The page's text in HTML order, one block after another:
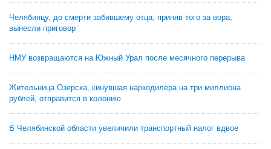
Челябинцу, до смерти забившему отца, приняв того за вора,
вынесли приговор
НМУ возвращаются на Южный Урал после месячного перерыва
Жительница Озерска, кинувшая наркодилера на три миллиона
рублей, отправится в колонию
В Челябинской области увеличили транспортный налог вдвое